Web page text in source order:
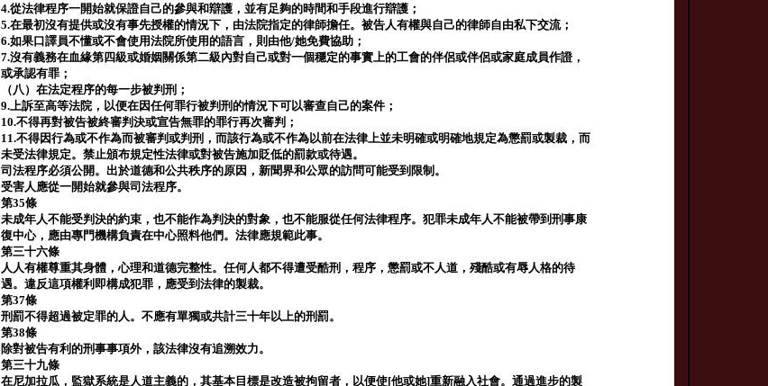
4.從法律程序一開始就保證自己的參與和辯護，並有足夠的時間和手段進行辯護；
5.在最初沒有提供或沒有事先授權的情況下，由法院指定的律師擔任。被告人有權與自己的律師自由私下交流；
6.如果口譯員不懂或不會使用法院所使用的語言，則由他/她免費協助；
7.沒有義務在血緣第四級或婚姻關係第二級內對自己或對一個穩定的事實上的工會的伴侶或伴侶或家庭成員作證，
或承認有罪；
（八）在法定程序的每一步被判刑；
9.上訴至高等法院，以便在因任何罪行被判刑的情況下可以審查自己的案件；
10.不得再對被告被終審判決或宣告無罪的罪行再次審判；
11.不得因行為或不作為而被審判或判刑，而該行為或不作為以前在法律上並未明確或明確地規定為懲罰或製裁，而
未受法律規定。禁止頒布規定性法律或對被告施加貶低的罰款或待遇。
司法程序必須公開。出於道德和公共秩序的原因，新聞界和公眾的訪問可能受到限制。
受害人應從一開始就參與司法程序。
第35條
未成年人不能受判決的約束，也不能作為判決的對象，也不能服從任何法律程序。犯罪未成年人不能被帶到刑事康
復中心，應由專門機構負責在中心照料他們。法律應規範此事。
第三十六條
人人有權尊重其身體，心理和道德完整性。任何人都不得遭受酷刑，程序，懲罰或不人道，殘酷或有辱人格的待
遇。違反這項權利即構成犯罪，應受到法律的製裁。
第37條
刑罰不得超過被定罪的人。不應有單獨或共計三十年以上的刑罰。
第38條
除對被告有利的刑事事項外，該法律沒有追溯效力。
第三十九條
在尼加拉瓜，監獄系統是人道主義的，其基本目標是改造被拘留者，以便使[他或她]重新融入社會。通過進步的製